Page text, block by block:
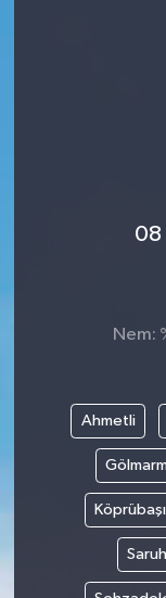
08
Nem:
Ahmetli
Köprübaşı